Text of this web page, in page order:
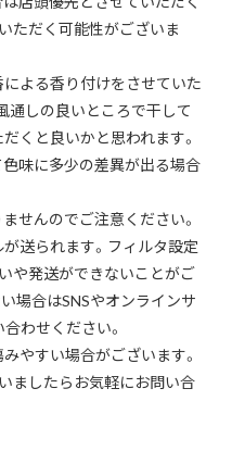
ただく可能性がございま
よる香り付けをさせていた
通しの良いところで干して
くと良いかと思われます。
味に多少の差異が出る場合
せんのでご注意ください。
送られます。フィルタ設定
や発送ができないことがご
場合はSNSやオンラインサ
わせください。
やすい場合がございます。
ましたらお気軽にお問い合